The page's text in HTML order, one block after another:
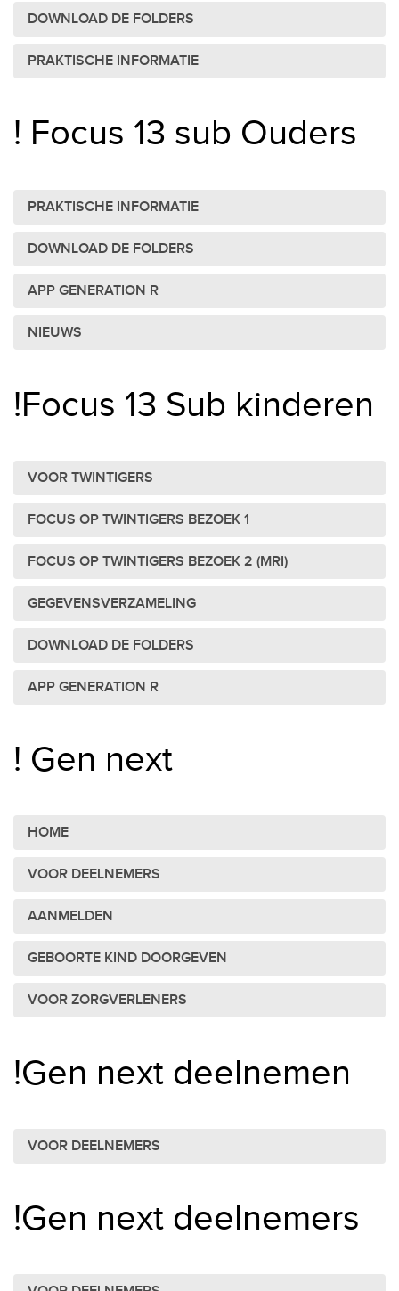
DOWNLOAD DE FOLDERS
PRAKTISCHE INFORMATIE
! Focus 13 sub Ouders
PRAKTISCHE INFORMATIE
DOWNLOAD DE FOLDERS
APP GENERATION R
NIEUWS
!Focus 13 Sub kinderen
VOOR TWINTIGERS
FOCUS OP TWINTIGERS BEZOEK 1
FOCUS OP TWINTIGERS BEZOEK 2 (MRI)
GEGEVENSVERZAMELING
DOWNLOAD DE FOLDERS
APP GENERATION R
! Gen next
HOME
VOOR DEELNEMERS
AANMELDEN
GEBOORTE KIND DOORGEVEN
VOOR ZORGVERLENERS
!Gen next deelnemen
VOOR DEELNEMERS
!Gen next deelnemers